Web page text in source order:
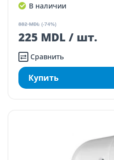
В наличии
882 MDL (-74%)
225 MDL / шт.
Сравнить
Купить